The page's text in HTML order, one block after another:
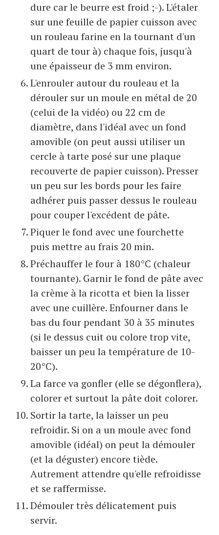
dure car le beurre est froid ;-). L'étaler
sur une feuille de papier cuisson avec
un rouleau farine en la tournant d'un
quart de tour à) chaque fois, jusqu'à
une épaisseur de 3 mm environ.
L'enrouler autour du rouleau et la
dérouler sur un moule en métal de 20
(celui de la vidéo) ou 22 cm de
diamètre, dans l'idéal avec un fond
amovible (on peut aussi utiliser un
cercle à tarte posé sur une plaque
recouverte de papier cuisson). Presser
un peu sur les bords pour les faire
adhérer puis passer dessus le rouleau
pour couper l'excédent de pâte.
Piquer le fond avec une fourchette
puis mettre au frais 20 min.
Préchauffer le four à 180°C (chaleur
tournante). Garnir le fond de pâte avec
la crème à la ricotta et bien la lisser
avec une cuillère. Enfourner dans le
bas du four pendant 30 à 35 minutes
(si le dessus cuit ou colore trop vite,
baisser un peu la température de 10-
20°C).
La farce va gonfler (elle se dégonflera),
colorer et surtout la pâte doit colorer.
Sortir la tarte, la laisser un peu
refroidir. Si on a un moule avec fond
amovible (idéal) on peut la démouler
(et la déguster) encore tiède.
Autrement attendre qu'elle refroidisse
et se raffermisse.
Démouler très délicatement puis
servir.